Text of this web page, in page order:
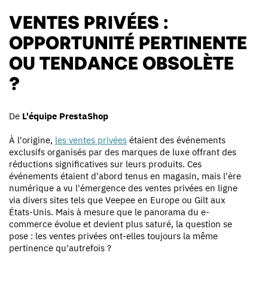
VENTES PRIVÉES :
OPPORTUNITÉ PERTINENTE
OU TENDANCE OBSOLÈTE
?
De L'équipe PrestaShop
À l'origine, les ventes privées étaient des événements
exclusifs organisés par des marques de luxe offrant des
réductions significatives sur leurs produits. Ces
événements étaient d'abord tenus en magasin, mais l'ère
numérique a vu l'émergence des ventes privées en ligne
via divers sites tels que Veepee en Europe ou Gilt aux
États-Unis. Mais à mesure que le panorama du e-
commerce évolue et devient plus saturé, la question se
pose : les ventes privées ont-elles toujours la même
pertinence qu'autrefois ?